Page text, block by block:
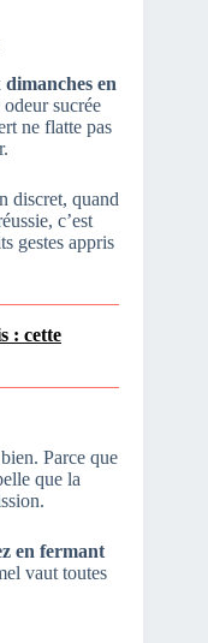
dimanches en
sucrée
ne flatte pas
discret, quand
c’est
gestes appris
: cette
Parce que
que la
en fermant
vaut toutes